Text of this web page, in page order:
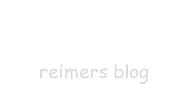
reimers blog